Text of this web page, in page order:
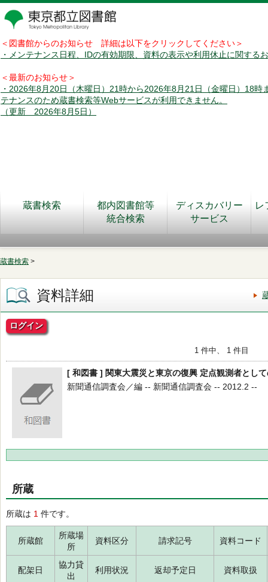
＜図書館からのお知らせ 詳細は以下をクリックしてください＞
・メンテナンス日程、IDの有効期限、資料の表示や利用休止に関する
＜最新のお知らせ＞
・2026年8月20日（木曜日）21時から2026年8月21日（金曜日）18時
テナンスのため蔵書検索等Webサービスが利用できません。
（更新 2026年8月5日）
蔵書検索
都内図書館等
統合検索
ディスカバリー
サービス
レ
蔵書検索 >
資料詳細
ログイン
1 件中、 1 件目
[ 和図書 ] 関東大震災と東京の復興 定点観測者とし
新聞通信調査会／編 -- 新聞通信調査会 -- 2012.2 --
所蔵
所蔵は 1 件です。
所蔵館
所蔵場
所
資料区分 請求記号 資料コード
配架日
協力貸
出
利用状況 返却予定日 資料取扱